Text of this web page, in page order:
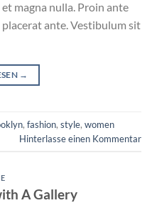
magna nulla. Proin ante
ante. Vestibulum sit
→
, fashion, style, women
Hinterlasse einen Kommentar
A Gallery